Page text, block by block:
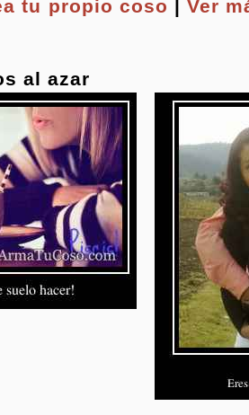
tu propio coso |Ver
al azar